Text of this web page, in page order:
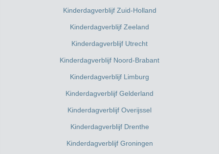
Kinderdagverblijf Zuid-Holland
Kinderdagverblijf Zeeland
Kinderdagverblijf Utrecht
Kinderdagverblijf Noord-Brabant
Kinderdagverblijf Limburg
Kinderdagverblijf Gelderland
Kinderdagverblijf Overijssel
Kinderdagverblijf Drenthe
Kinderdagverblijf Groningen